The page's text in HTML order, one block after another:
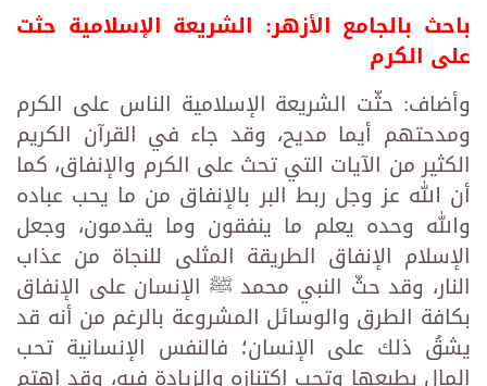
باحث بالجامع الأزهر: الشريعة الإسلامية حثت
على الكرم
وأضاف: حثّت الشريعة الإسلامية الناس على الكرم
ومدحتهم أيما مديح، وقد جاء في القرآن الكريم
الكثير من الآيات التي تحث على الكرم والإنفاق، كما
أن الله عز وجل ربط البر بالإنفاق من ما يحب عباده
والله وحده يعلم ما ينفقون وما يقدمون، وجعل
الإسلام الإنفاق الطريقة المثلى للنجاة من عذاب
النار، وقد حثّ النبي محمد ﷺ الإنسان على الإنفاق
بكافة الطرق والوسائل المشروعة بالرغم من أنه قد
يشقُ ذلك على الإنسان؛ فالنفس الإنسانية تحب